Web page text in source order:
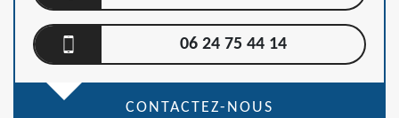
06 24 75 44 14
CONTACTEZ-NOUS